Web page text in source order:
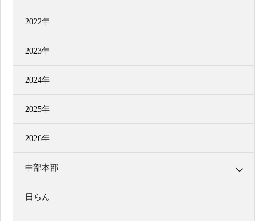
2022年
2023年
2024年
2025年
2026年
中部本部
日らん